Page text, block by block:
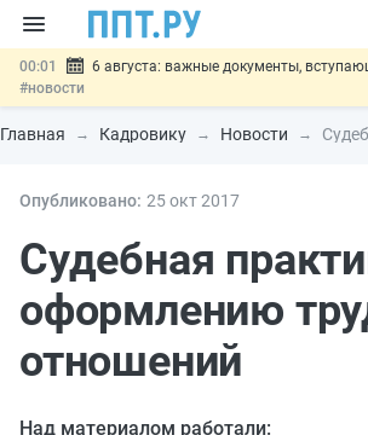
00:01
6 августа: важные документы,
#новости
05.08 Обновили сообщения НПФ о договорах
сбережений#новости
05.08 Систему страхования вкладов
05.08
Важно
#новости
Главная Кадровику Новости
Опубликовано: 25 окт2017
Судебная
оформлению
отношений
Над материалом работали: